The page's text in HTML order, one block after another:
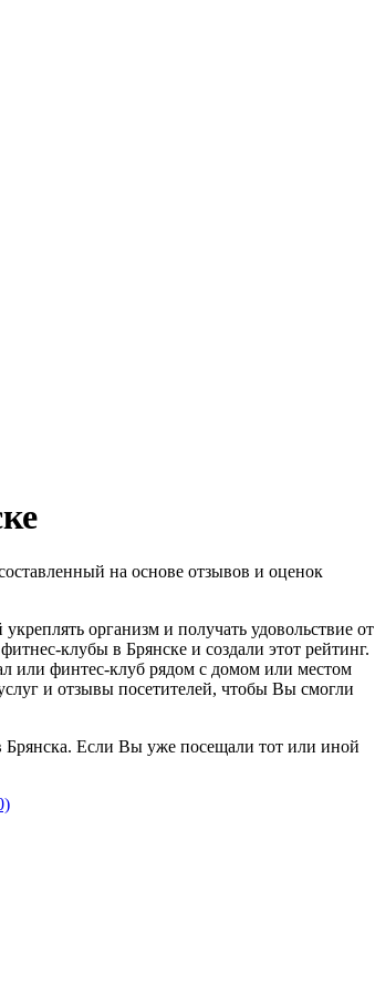
на основе отзывов и оценок
организм и получать удовольствие от
клубы в Брянске и создали этот рейтинг.
или финтес-клуб рядом с домом или местом
и отзывы посетителей, чтобы Вы смогли
Брянска. Если Вы уже посещали тот или иной